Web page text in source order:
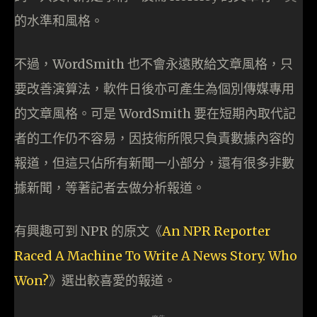
的水準和風格。
不過，WordSmith 也不會永遠敗給文章風格，只
要改善演算法，軟件日後亦可產生為個別傳媒專用
的文章風格。可是 WordSmith 要在短期內取代記
者的工作仍不容易，因技術所限只負責數據內容的
報道，但這只佔所有新聞一小部分，還有很多非數
據新聞，等著記者去做分析報道。
有興趣可到 NPR 的原文《An NPR Reporter
Raced A Machine To Write A News Story. Who
Won?》選出較喜愛的報道。